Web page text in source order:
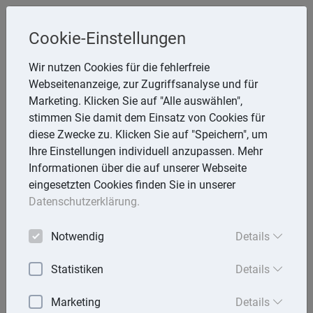
Melzer, StB
Storchsnest 6, 74535 Mainhardt
Telefon: 7903 7736
E-Mail:rathmann.melzer@t-online.de
Lexika
Volltext-Suche in den Lexika
Cookie-Einstellungen
Wir nutzen Cookies für die fehlerfreie
Webseitenanzeige, zur Zugriffsanalyse und für
Marketing. Klicken Sie auf "Alle auswählen",
stimmen Sie damit dem Einsatz von Cookies für
diese Zwecke zu. Klicken Sie auf "Speichern", um
Ihre Einstellungen individuell anzupassen. Mehr
Informationen über die auf unserer Webseite
eingesetzten Cookies finden Sie in unserer
Datenschutzerklärung.
Notwendig Details
Statistiken Details
Marketing Details